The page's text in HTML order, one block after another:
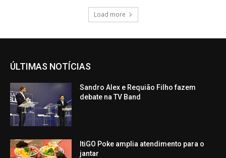
Load more
ÚLTIMAS NOTÍCIAS
Sandro Alex e Requião Filho fazem
debate na TV Band
ItiGO Poke amplia atendimento para o
jantar